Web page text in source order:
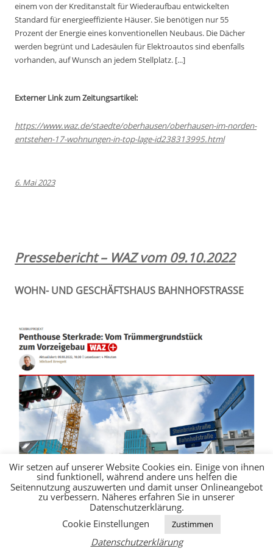
einem von der Kreditanstalt für Wiederaufbau entwickelten
Standard für energieeffiziente Häuser. Sie benötigen nur 55
Prozent der Energie eines konventionellen Neubaus. Die Dächer
werden begrünt und Ladesäulen für Elektroautos sind ebenfalls
vorhanden, auf Wunsch an jedem Stellplatz. [...]
Externer Link zum Zeitungsartikel:
https://www.waz.de/staedte/oberhausen/oberhausen-im-norden-
entstehen-17-wohnungen-in-top-lage-id238313995.html
6. Mai 2023
Pressebericht – WAZ vom 09.10.2022
WOHN- UND GESCHÄFTSHAUS BAHNHOFSTRASSE
Penthouse statt Problemgrundstück – in Sterkrade-
Wir setzen auf unserer Website Cookies ein. Einige von ihnen
sind funktionell, während andere uns helfen die
Seitennutzung auszuwerten und damit unser Onlineangebot
zu verbessern. Näheres erfahren Sie in unserer
Datenschutzerklärung.
Cookie Einstellungen
Zustimmen
Datenschutzerklärung